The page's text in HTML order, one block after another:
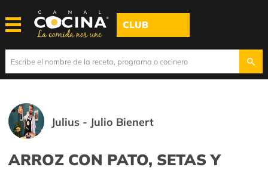
CLUB
Julius - Julio Bienert
ARROZ CON PATO, SETAS Y